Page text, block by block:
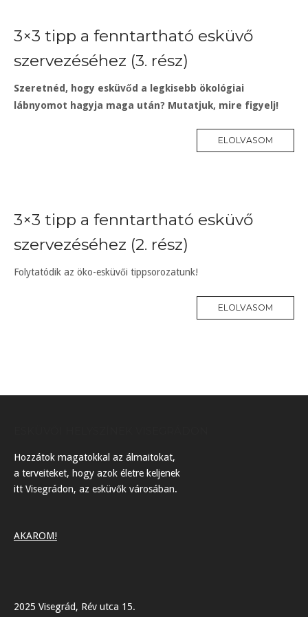
3×3 tipp a fenntartható esküvő
szervezéséhez (3. rész)
Szeretnéd, hogy esküvőd a legkisebb ökológiai
lábnyomot hagyja maga után? Mutatjuk, mire figyelj!
ELOLVASOM
3×3 tipp a fenntartható esküvő
szervezéséhez (2. rész)
Folytatódik az öko-esküvői tippsorozatunk!
ELOLVASOM
Hozzátok magatokkal az álmaitokat,
a terveiteket, hogy azok életre keljenek
itt Visegrádon, az esküvők városában.
AKAROM!
2025 Visegrád, Rév utca 15.